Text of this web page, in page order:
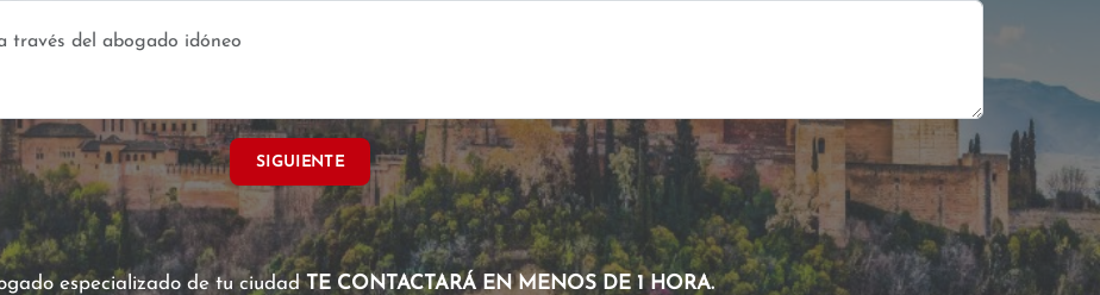
SIGUIENTE
especializado de tu ciudadTE CONTACTARÁ EN MENOS DE 1 HORA.